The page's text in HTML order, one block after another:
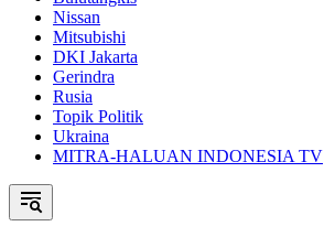
Nissan
Mitsubishi
DKI Jakarta
Gerindra
Rusia
Topik Politik
Ukraina
MITRA-HALUAN INDONESIA TV